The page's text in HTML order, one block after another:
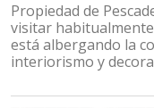
Propiedad de
visitar
está albergando la
interiorismo y